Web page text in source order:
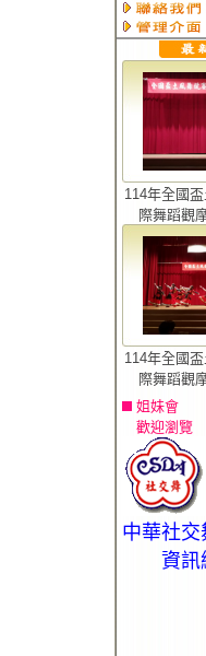
114年全國
際舞蹈觀
114年全國
際舞蹈觀
姐妹會
歡迎瀏覽
中華社交
資訊